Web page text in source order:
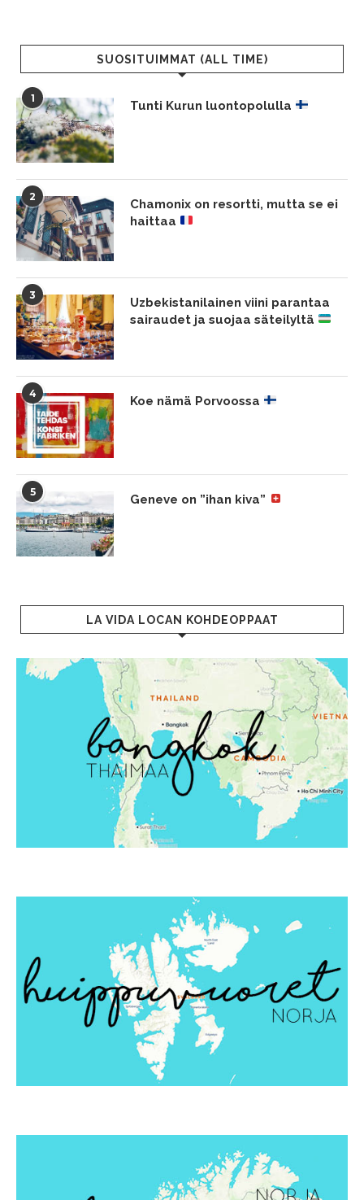
SUOSITUIMMAT (ALL TIME)
1
Tunti Kurun luontopolulla
2
Chamonix on resortti, mutta se ei
haittaa
3
Uzbekistanilainen viini parantaa
sairaudet ja suojaa säteilyltä
4
Koe nämä Porvoossa
5
Geneve on ”ihan kiva”
LA VIDA LOCAN KOHDEOPPAAT